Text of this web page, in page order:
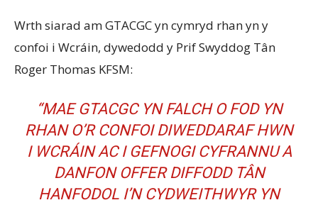
Wrth siarad am GTACGC yn cymryd rhan yn y
confoi i Wcráin, dywedodd y Prif Swyddog Tân
Roger Thomas KFSM:
“MAE GTACGC YN FALCH O FOD YN
RHAN O’R CONFOI DIWEDDARAF HWN
I WCRÁIN AC I GEFNOGI CYFRANNU A
DANFON OFFER DIFFODD TÂN
HANFODOL I’N CYDWEITHWYR YN